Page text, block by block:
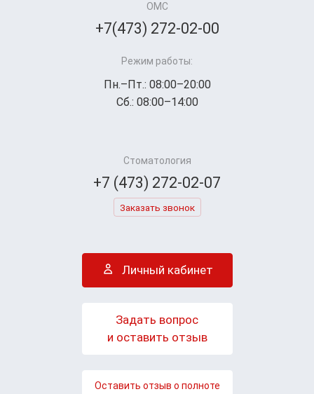
ОМС
+7(473) 272-02-00
Режим работы:
Пн.–Пт.: 08:00–20:00
Сб.: 08:00–14:00
Стоматология
+7 (473) 272-02-07
Заказать звонок
Личный кабинет
Задать вопрос
и оставить отзыв
Оставить отзыв о полноте